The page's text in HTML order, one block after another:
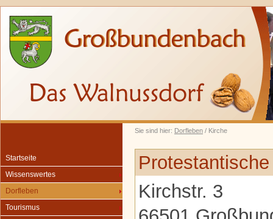
Sie sind hier: Dorfleben / Kirche
Startseite
Wissenswertes
Dorfleben
Tourismus
Kirchstr. 3